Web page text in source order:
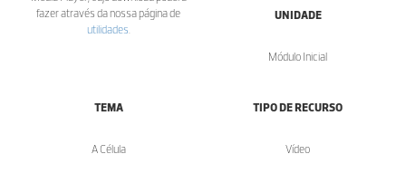
fazer através da nossa página de
utilidades
UNIDADE
Módulo Inicial
TEMA
A Célula
TIPO DE RECURSO
Vídeo